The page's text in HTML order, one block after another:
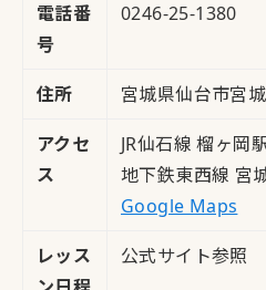
電話番
号
0246-25-1380
住所 宮城県仙台市宮
アクセ
ス
JR仙石線 榴ヶ岡
地下鉄東西線 宮
Google Maps
レッス
公式サイト参照